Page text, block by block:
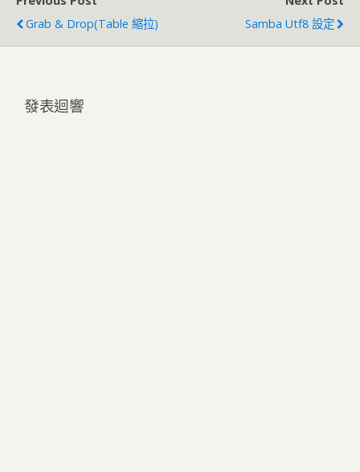
Grab & Drop(Table 縮拉)
Samba Utf8 設定
發表迴響